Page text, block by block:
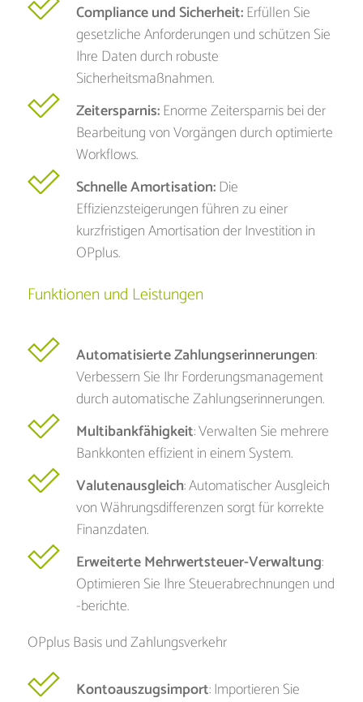
Compliance und Sicherheit:Erfüllen Sie
gesetzliche Anforderungen und schützen Sie
Ihre Daten durch robuste
Sicherheitsmaßnahmen.
Zeitersparnis:Enorme Zeitersparnis bei der
Bearbeitung von Vorgängen durch optimierte
Workflows.
Schnelle Amortisation:Die
Effizienzsteigerungen führen zu einer
kurzfristigen Amortisation der Investition in
OPplus.
Funktionen und Leistungen
Automatisierte Zahlungserinnerungen:
Verbessern Sie Ihr Forderungsmanagement
durch automatische Zahlungserinnerungen.
Multibankfähigkeit: Verwalten Sie mehrere
Bankkonten effizient in einem System.
Valutenausgleich: Automatischer Ausgleich
von Währungsdifferenzen sorgt für korrekte
Finanzdaten.
Erweiterte Mehrwertsteuer-Verwaltung:
Optimieren Sie Ihre Steuerabrechnungen und
-berichte.
OPplus Basis und Zahlungsverkehr
Kontoauszugsimport: Importieren Sie